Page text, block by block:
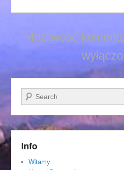
Możliwość
Szukaj
Info
Witamy